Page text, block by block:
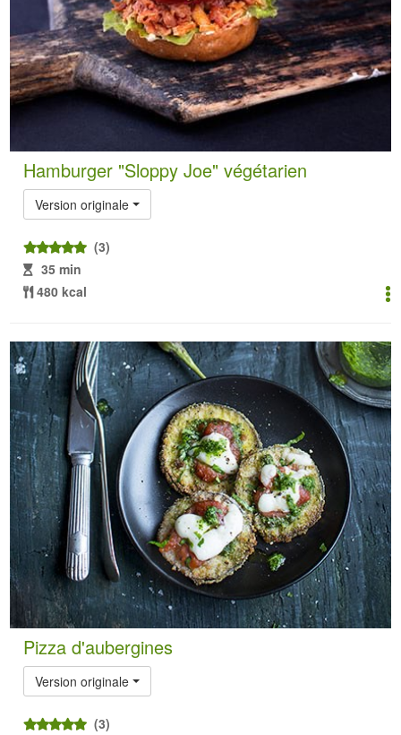
Hamburger "Sloppy Joe" végétarien
Version originale
(3)
35 min
480 kcal
Pizza d'aubergines
Version originale
(3)